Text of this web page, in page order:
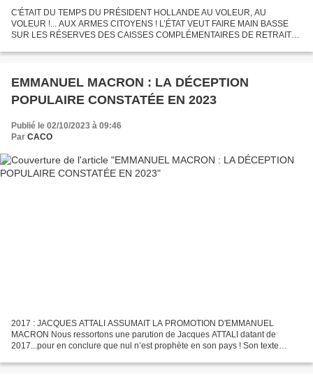
C'ÉTAIT DU TEMPS DU PRÉSIDENT HOLLANDE AU VOLEUR, AU
VOLEUR !... AUX ARMES CITOYENS ! L’֤ÉTAT VEUT FAIRE MAIN BASSE
SUR LES RÉSERVES DES CAISSES COMPLÉMENTAIRES DE RETRAITE
fins...
EMMANUEL MACRON : LA DÉCEPTION
POPULAIRE CONSTATÉE EN 2023
Publié le 02/10/2023 à 09:46
Par CACO
2017 : JACQUES ATTALI ASSUMAIT LA PROMOTION D'EMMANUEL
MACRON Nous ressortons une parution de Jacques ATTALI datant de
2017...pour en conclure que nul n’est prophète en son pays ! Son texte